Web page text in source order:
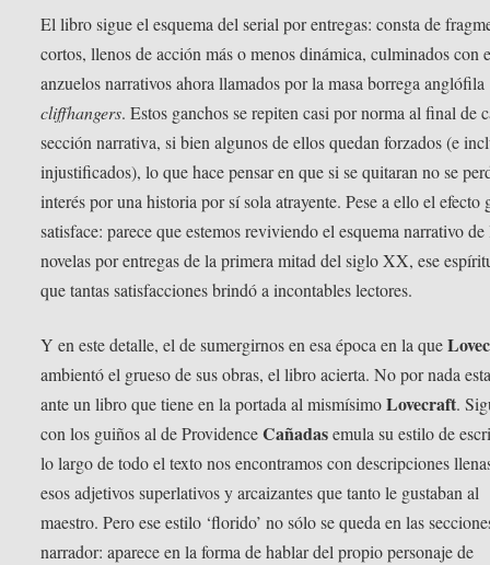
El libro sigue el esquema del serial por entregas: consta de
cortos, llenos de acción más o menos dinámica, culminados con
anzuelos narrativos ahora llamados por la masa borrega anglófila
cliffhangers. Estos ganchos se repiten casi por norma al final de
sección narrativa, si bien algunos de ellos quedan forzados (e
injustificados), lo que hace pensar en que si se quitaran no se
interés por una historia por sí sola atrayente. Pese a ello el efecto
satisface: parece que estemos reviviendo el esquema narrativo de
novelas por entregas de la primera mitad del siglo XX, ese
que tantas satisfacciones brindó a incontables lectores.
Y en este detalle, el de sumergirnos en esa época en la que
ambientó el grueso de sus obras, el libro acierta. No por nada
ante un libro que tiene en la portada al mismísimoLovecraft.
con los guiños al de ProvidenceCañadasemula su estilo de
lo largo de todo el texto nos encontramos con descripciones
esos adjetivos superlativos y arcaizantes que tanto le gustaban al
maestro. Pero ese estilo ‘florido’ no sólo se queda en las
narrador: aparece en la forma de hablar del propio personaje de